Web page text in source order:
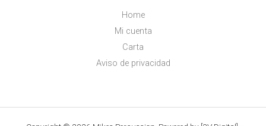
Home
Mi cuenta
Carta
Aviso de privacidad